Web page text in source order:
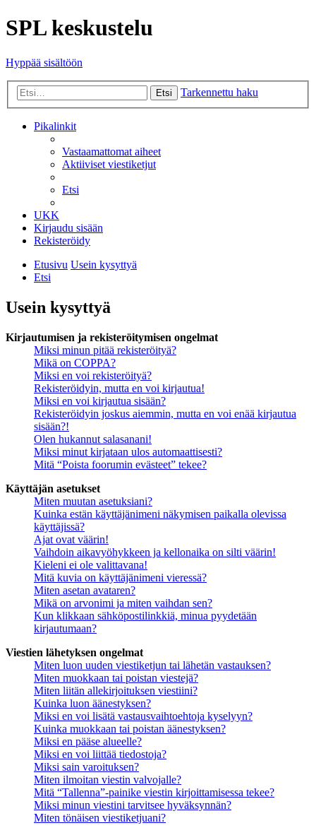
SPL keskustelu
Hyppää sisältöön
Etsi Tarkennettu haku
Pikalinkit
Vastaamattomat aiheet
Aktiiviset viestiketjut
Etsi
UKK
Kirjaudu sisään
Rekisteröidy
Etusivu Usein kysyttyä
Etsi
Usein kysyttyä
Kirjautumisen ja rekisteröitymisen ongelmat
Miksi minun pitää rekisteröityä?
Mikä on COPPA?
Miksi en voi rekisteröityä?
Rekisteröidyin, mutta en voi kirjautua!
Miksi en voi kirjautua sisään?
Rekisteröidyin joskus aiemmin, mutta en voi enää kirjautua
sisään?!
Olen hukannut salasanani!
Miksi minut kirjataan ulos automaattisesti?
Mitä “Poista foorumin evästeet” tekee?
Käyttäjän asetukset
Miten muutan asetuksiani?
Kuinka estän käyttäjänimeni näkymisen paikalla olevissa
käyttäjissä?
Ajat ovat väärin!
Vaihdoin aikavyöhykkeen ja kellonaika on silti väärin!
Kieleni ei ole valittavana!
Mitä kuvia on käyttäjänimeni vieressä?
Miten asetan avataren?
Mikä on arvonimi ja miten vaihdan sen?
Kun klikkaan sähköpostilinkkiä, minua pyydetään
kirjautumaan?
Viestien lähetyksen ongelmat
Miten luon uuden viestiketjun tai lähetän vastauksen?
Miten muokkaan tai poistan viestejä?
Miten liitän allekirjoituksen viestiini?
Kuinka luon äänestyksen?
Miksi en voi lisätä vastausvaihtoehtoja kyselyyn?
Kuinka muokkaan tai poistan äänestyksen?
Miksi en pääse alueelle?
Miksi en voi liittää tiedostoja?
Miksi sain varoituksen?
Miten ilmoitan viestin valvojalle?
Mitä “Tallenna”-painike viestin kirjoittamisessa tekee?
Miksi minun viestini tarvitsee hyväksynnän?
Miten tönäisen viestiketjuani?